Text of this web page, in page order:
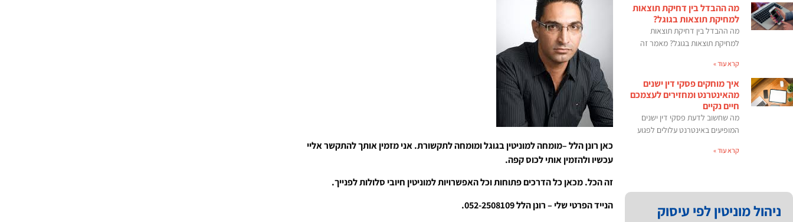
מה ההבדל בין דחיקת תוצאות
למחיקת תוצאות בגוגל?
מה ההבדל בין דחיקת תוצאות
למחיקת תוצאות בגוגל? מאמר זה
קרא עוד »
איך מוחקים פסקי דין ישנים
מהאינטרנט ומחזירים לעצמכם
חיים נקיים
מה שחשוב לדעת פסקי דין ישנים
המופיעים באינטרנט עלולים לפגוע
קרא עוד »
ניהול מוניטין לפי עיסוק
כאן רונן הלל –מומחה למוניטין בגוגל ומומחה לתקשורת. אני מזמין אותך להתקשר אליי
עכשיו ולהזמין אותי לכוס קפה.
זה הכל. מכאן כל הדרכים פתוחות וכל האפשרויות למוניטין חיובי סלולות לפנייך.
הנייד הפרטי שלי – רונן הלל 052-2508109.